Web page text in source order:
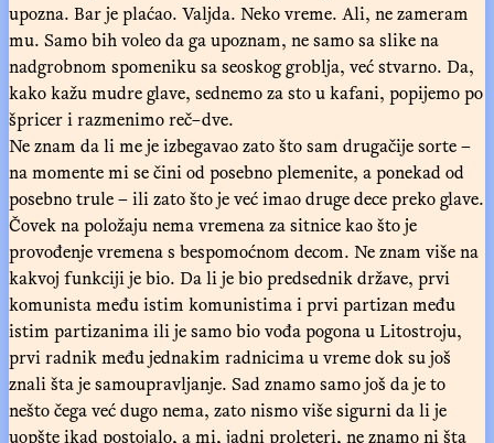
upozna. Bar je plaćao. Valjda. Neko vreme. Ali, ne zameram
mu. Samo bih voleo da ga upoznam, ne samo sa slike na
nadgrobnom spomeniku sa seoskog groblja, već stvarno. Da,
kako kažu mudre glave, sednemo za sto u kafani, popijemo po
špricer i razmenimo reč−dve.
Ne znam da li me je izbegavao zato što sam drugačije sorte –
na momente mi se čini od posebno plemenite, a ponekad od
posebno trule – ili zato što je već imao druge dece preko glave.
Čovek na položaju nema vremena za sitnice kao što je
provođenje vremena s bespomoćnom decom. Ne znam više na
kakvoj funkciji je bio. Da li je bio predsednik države, prvi
komunista među istim komunistima i prvi partizan među
istim partizanima ili je samo bio vođa pogona u Litostroju,
prvi radnik među jednakim radnicima u vreme dok su još
znali šta je samoupravljanje. Sad znamo samo još da je to
nešto čega već dugo nema, zato nismo više sigurni da li je
uopšte ikad postojalo, a mi, jadni proleteri, ne znamo ni šta